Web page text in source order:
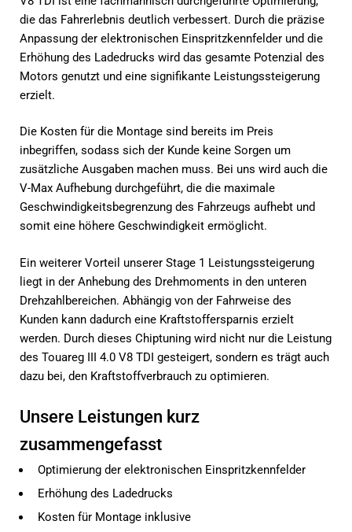
die das Fahrerlebnis deutlich verbessert. Durch die präzise
Anpassung der elektronischen Einspritzkennfelder und die
Erhöhung des Ladedrucks wird das gesamte Potenzial des
Motors genutzt und eine signifikante Leistungssteigerung
erzielt.
Die Kosten für die Montage sind bereits im Preis
inbegriffen, sodass sich der Kunde keine Sorgen um
zusätzliche Ausgaben machen muss. Bei uns wird auch die
V-Max Aufhebung durchgeführt, die die maximale
Geschwindigkeitsbegrenzung des Fahrzeugs aufhebt und
somit eine höhere Geschwindigkeit ermöglicht.
Ein weiterer Vorteil unserer Stage 1 Leistungssteigerung
liegt in der Anhebung des Drehmoments in den unteren
Drehzahlbereichen. Abhängig von der Fahrweise des
Kunden kann dadurch eine Kraftstoffersparnis erzielt
werden. Durch dieses Chiptuning wird nicht nur die Leistung
des Touareg III 4.0 V8 TDI gesteigert, sondern es trägt auch
dazu bei, den Kraftstoffverbrauch zu optimieren.
Unsere Leistungen kurz
zusammengefasst
Optimierung der elektronischen Einspritzkennfelder
Erhöhung des Ladedrucks
Kosten für Montage inklusive